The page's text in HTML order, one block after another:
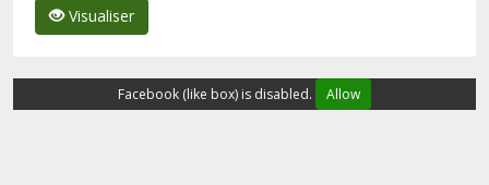
Visualiser
Facebook (like box) is disabled. Allow